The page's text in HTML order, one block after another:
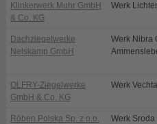
Klinkerwerk Muhr GmbH
& Co. KG
Werk
Dachziegelwerke
Nelskamp GmbH
Werk Nibra
OLFRY-Ziegelwerke
GmbH & Co. KG
Werk Vechta
Röben Polska Sp. z o.o.
Werk Sroda